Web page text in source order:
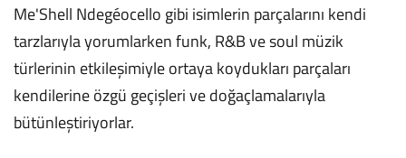
Me'Shell Ndegéocello gibi isimlerin parçalarını kendi
tarzlarıyla yorumlarken funk, R&B ve soul müzik
türlerinin etkileşimiyle ortaya koydukları parçaları
kendilerine özgü geçişleri ve doğaçlamalarıyla
bütünleştiriyorlar.